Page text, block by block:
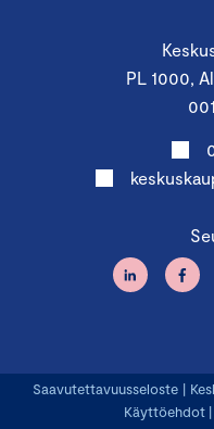
PL 1000,
Saavutettavuusseloste |
Käyttöehdot |